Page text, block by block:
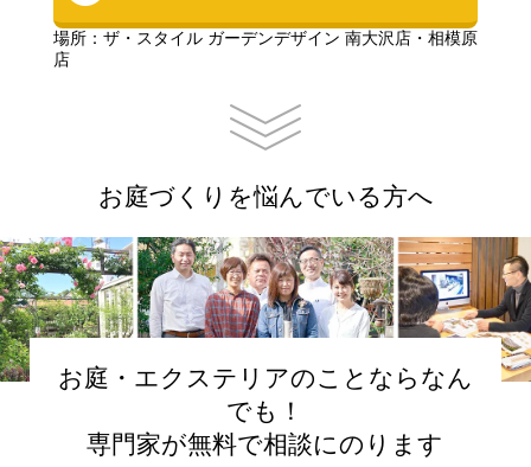
場所：ザ・スタイル ガーデンデザイン 南大沢店・相模原
店
お庭づくりを悩んでいる方へ
お庭・エクステリアのことならなん
でも！
専門家が無料で相談にのります